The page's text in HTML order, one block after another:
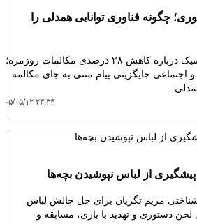
چگونه فناوری توانایی همدلی را
تحلیل گزارش نشریه آتلانتیک درباره کاهش ۲۸ درصدی مکالمات روزمره؛
جایگزینی پیام متنی به جای مکالمه
۱۴۰۵/۰۵/۱۲
از لباس نپوشیدن بچه‌ها
مریم تگریان برای حل چالش لباس
لحن دستوری و تهدید با بازی، مسابقه و